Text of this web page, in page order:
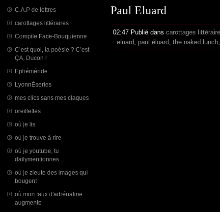
C.A.P de lettres
carottages littéraires
Compile Face-Bouquienne
C’est quoi, la poésie ? C’est
ÇA, Ducon !
Ephéméride
LyonnÈseries
mes clics sans mes claques
oreillettes
où je lis
où je trouve à rire
où je youtube, tu
dailymentionnes...
où je zieute des images qui
bougent
où mon taux d'adrénaline
augmente
Paul Eluard
02:47 Publié dans carottages
: eluard, paul éluard, the naked lunch